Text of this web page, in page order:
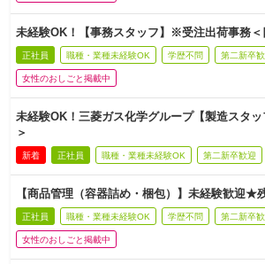
未経験OK！【事務スタッフ】※受注出荷事務＜
正社員 職種・業種未経験OK 学歴不問 第二新卒
女性のおしごと掲載中
未経験OK！三菱ガス化学グループ【製造スタ
＞
新着 正社員 職種・業種未経験OK 第二新卒歓迎
【商品管理（容器詰め・梱包）】未経験歓迎★
正社員 職種・業種未経験OK 学歴不問 第二新卒
女性のおしごと掲載中